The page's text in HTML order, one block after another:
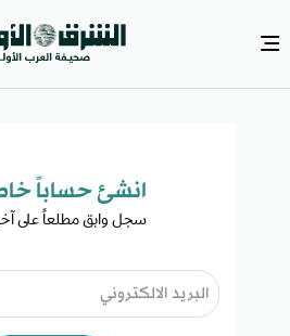
انشئ حساباً
سجل وابق مطلعاً على آخر